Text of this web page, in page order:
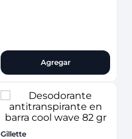
Agregar
Gillette